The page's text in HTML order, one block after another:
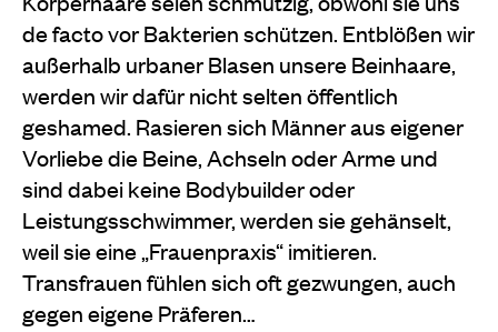
de facto vor Bakterien schützen. Entblößen wir
außerhalb urbaner Blasen unsere Beinhaare,
werden wir dafür nicht selten öffentlich
geshamed. Rasieren sich Männer aus eigener
Vorliebe die Beine, Achseln oder Arme und
sind dabei keine Bodybuilder oder
Leistungsschwimmer, werden sie gehänselt,
weil sie eine „Frauenpraxis“ imitieren.
Transfrauen fühlen sich oft gezwungen, auch
gegen eigene Präferen…